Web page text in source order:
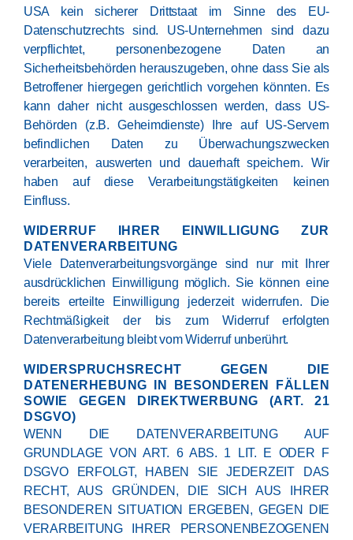
USA kein sicherer Drittstaat im Sinne des EU-
Datenschutzrechts sind. US-Unternehmen sind dazu
verpflichtet, personenbezogene Daten an
Sicherheitsbehörden herauszugeben, ohne dass Sie als
Betroffener hiergegen gerichtlich vorgehen könnten. Es
kann daher nicht ausgeschlossen werden, dass US-
Behörden (z.B. Geheimdienste) Ihre auf US-Servern
befindlichen Daten zu Überwachungszwecken
verarbeiten, auswerten und dauerhaft speichern. Wir
haben auf diese Verarbeitungstätigkeiten keinen
Einfluss.
WIDERRUF IHRER EINWILLIGUNG ZUR
DATENVERARBEITUNG
Viele Datenverarbeitungsvorgänge sind nur mit Ihrer
ausdrücklichen Einwilligung möglich. Sie können eine
bereits erteilte Einwilligung jederzeit widerrufen. Die
Rechtmäßigkeit der bis zum Widerruf erfolgten
Datenverarbeitung bleibt vom Widerruf unberührt.
WIDERSPRUCHSRECHT GEGEN DIE
DATENERHEBUNG IN BESONDEREN FÄLLEN
SOWIE GEGEN DIREKTWERBUNG (ART. 21
DSGVO)
WENN DIE DATENVERARBEITUNG AUF
GRUNDLAGE VON ART. 6 ABS. 1 LIT. E ODER F
DSGVO ERFOLGT, HABEN SIE JEDERZEIT DAS
RECHT, AUS GRÜNDEN, DIE SICH AUS IHRER
BESONDEREN SITUATION ERGEBEN, GEGEN DIE
VERARBEITUNG IHRER PERSONENBEZOGENEN